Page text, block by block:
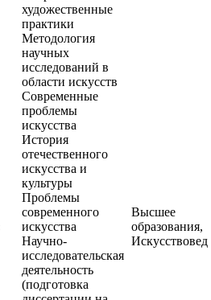
художественные
практики
Методология
научных
исследований в
области искусств
Современные
проблемы
искусства
История
отечественного
искусства и
культуры
Проблемы
современного
искусства
Научно-
исследовательская
деятельность
(подготовка
Высшее
образования,
Искусствовед